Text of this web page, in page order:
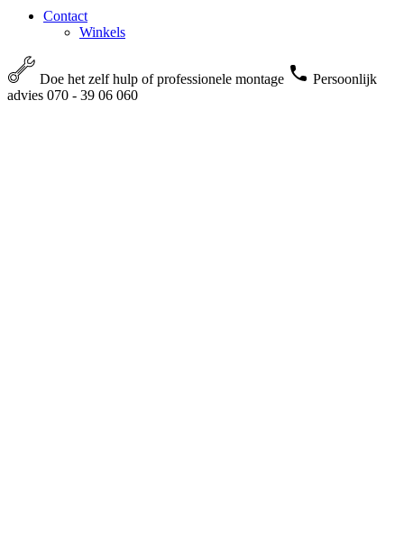
Contact
Winkels
Doe het zelf hulp of professionele montage
Persoonlijk
advies 070 - 39 06 060